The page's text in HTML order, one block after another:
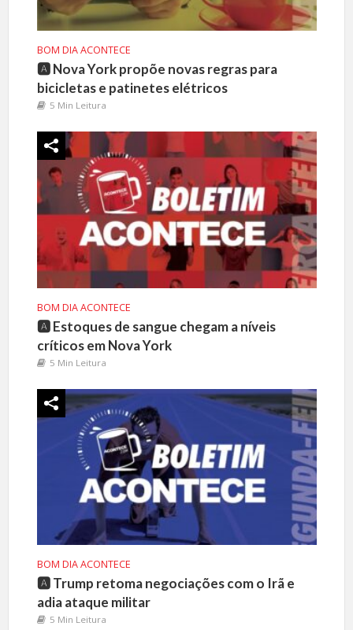
BOM DIA ACONTECE
🅰️ Nova York propõe novas regras para
bicicletas e patinetes elétricos
5 Min Leitura
BOM DIA ACONTECE
🅰️ Estoques de sangue chegam a níveis
críticos em Nova York
5 Min Leitura
BOM DIA ACONTECE
🅰️ Trump retoma negociações com o Irã e
adia ataque militar
5 Min Leitura